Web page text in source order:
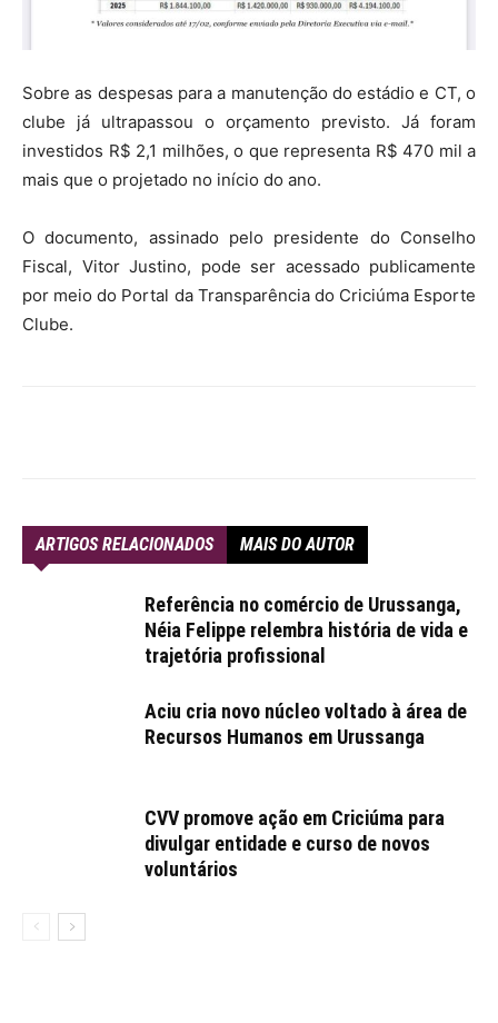
Sobre as despesas para a manutenção do estádio e CT, o
clube já ultrapassou o orçamento previsto. Já foram
investidos R$ 2,1 milhões, o que representa R$ 470 mil a
mais que o projetado no início do ano.
O documento, assinado pelo presidente do Conselho
Fiscal, Vitor Justino, pode ser acessado publicamente
por meio do Portal da Transparência do Criciúma Esporte
Clube.
ARTIGOS RELACIONADOS MAIS DO AUTOR
Referência no comércio de Urussanga,
Néia Felippe relembra história de vida e
trajetória profissional
Aciu cria novo núcleo voltado à área de
Recursos Humanos em Urussanga
CVV promove ação em Criciúma para
divulgar entidade e curso de novos
voluntários